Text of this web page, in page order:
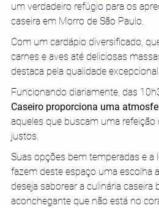
um verdadeiro refúgio para os
caseira em Morro de São Paulo.
Com um cardápio diversificado,
carnes e aves até deliciosas
destaca pela qualidade
Funcionando diariamente, das
Caseiro proporciona uma
aqueles que buscam uma refeição
justos.
Suas opções bem temperadas e a
fazem deste espaço uma escolha
deseja saborear a culinária
aconchegante que não está no